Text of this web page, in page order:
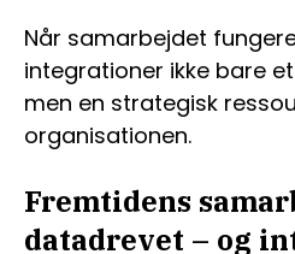
Når samarbejdet
integrationer ikke bare
men en strategisk
organisationen.
Fremtidens
datadrevet – og